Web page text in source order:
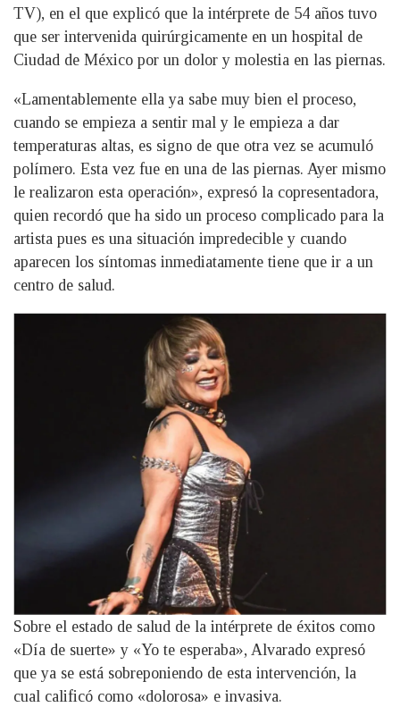
TV), en el que explicó que la intérprete de 54 años tuvo
que ser intervenida quirúrgicamente en un hospital de
Ciudad de México por un dolor y molestia en las piernas.
«Lamentablemente ella ya sabe muy bien el proceso,
cuando se empieza a sentir mal y le empieza a dar
temperaturas altas, es signo de que otra vez se acumuló
polímero. Esta vez fue en una de las piernas. Ayer mismo
le realizaron esta operación», expresó la copresentadora,
quien recordó que ha sido un proceso complicado para la
artista pues es una situación impredecible y cuando
aparecen los síntomas inmediatamente tiene que ir a un
centro de salud.
Sobre el estado de salud de la intérprete de éxitos como
«Día de suerte» y «Yo te esperaba», Alvarado expresó
que ya se está sobreponiendo de esta intervención, la
cual calificó como «dolorosa» e invasiva.